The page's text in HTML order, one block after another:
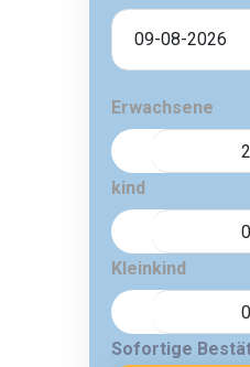
Erwachsene
kind
Kleinkind
Sofortige